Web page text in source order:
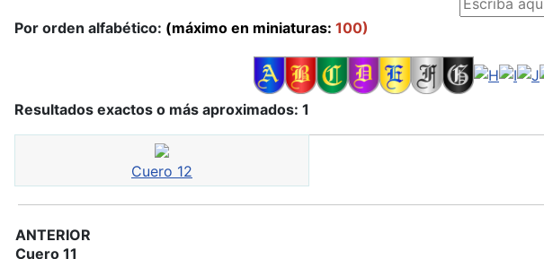
Por orden alfabético: (máximo en miniaturas: 100)
Resultados exactos o más aproximados: 1
Cuero 12
ANTERIOR
Cuero 11